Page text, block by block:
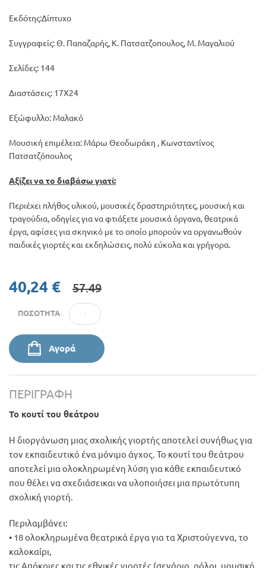
Εκδότης:Δίπτυχο
Συγγραφείς: Θ. Παπαζαρής, Κ. Πατσατζοπουλος, Μ. Μαγαλιού
Σελίδες: 144
Διαστάσεις: 17Χ24
Εξώφυλλο: Μαλακό
Μουσική επιμέλεια: Μάρω Θεοδωράκη , Κωνσταντίνος
Πατσατζόπουλος
Αξίζει να το διαβάσω γιατί:
Περιέχει πλήθος υλικού, μουσικές δραστηριότητες, μουσική και
τραγούδια, οδηγίες για να φτιάξετε μουσικά όργανα, θεατρικά
έργα, αφίσες για σκηνικό με το οποίο μπορούν να οργανωθούν
παιδικές γιορτές και εκδηλώσεις, πολύ εύκολα και γρήγορα.
40,24 € 57.49
ΠΟΣΌΤΗΤΑ
Αγορά
ΠΕΡΙΓΡΑΦΉ
Το κουτί του θεάτρου
Η διοργάνωση μιας σχολικής γιορτής αποτελεί συνήθως για
τον εκπαιδευτικό ένα μόνιμο άγχος. Το κουτί του θεάτρου
αποτελεί μια ολοκληρωμένη λύση για κάθε εκπαιδευτικό
που θέλει να σχεδιάσεικαι να υλοποιήσει μια πρωτότυπη
σχολική γιορτή.
Περιλαμβάνει:
• 18 ολοκληρωμένα θεατρικά έργα για τα Χριστούγεννα, το
καλοκαίρι,